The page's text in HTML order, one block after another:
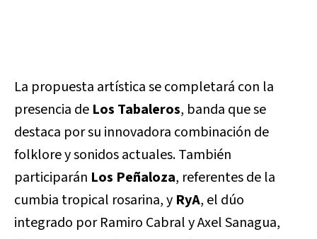
La propuesta artística se completará con la
presencia de Los Tabaleros, banda que se
destaca por su innovadora combinación de
folklore y sonidos actuales. También
participarán Los Peñaloza, referentes de la
cumbia tropical rosarina, y RyA, el dúo
integrado por Ramiro Cabral y Axel Sanagua,